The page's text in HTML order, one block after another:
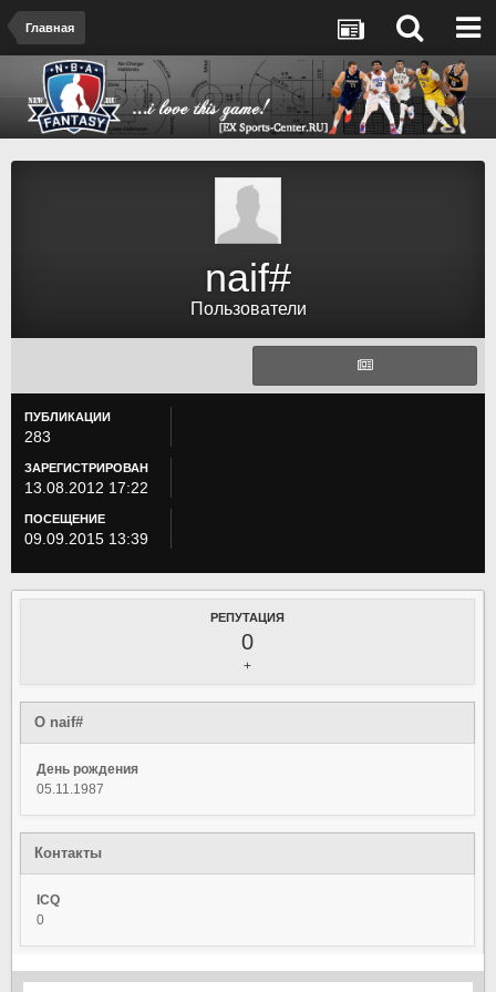
Главная
naif#
Пользователи
ПУБЛИКАЦИИ
283
ЗАРЕГИСТРИРОВАН
13.08.2012 17:22
ПОСЕЩЕНИЕ
09.09.2015 13:39
РЕПУТАЦИЯ
0
+
О naif#
День рождения
05.11.1987
Контакты
ICQ
0